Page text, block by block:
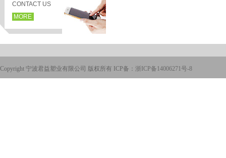
CONTACT US
MORE
Copyright 宁波君益塑业有限公司 版权所有 ICP备： 浙ICP备14006271号-8